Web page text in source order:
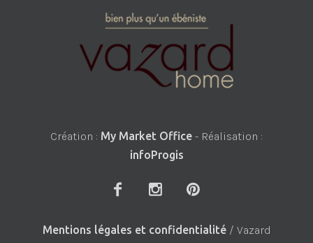
Création : My Market Office - Réalisation :
infoProgis
Mentions légales et confidentialité/ Vazard